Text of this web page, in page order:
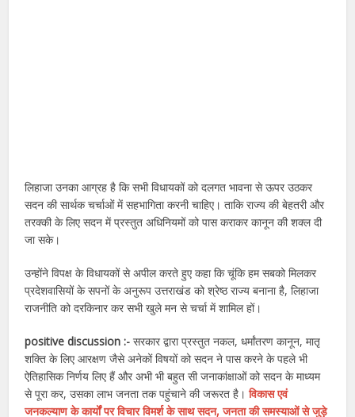
लिहाजा उनका आग्रह है कि सभी विधायकों को दलगत भावना से ऊपर उठकर
सदन की सार्थक चर्चाओं में सहभागिता करनी चाहिए। ताकि राज्य की बेहतरी और
तरक्की के लिए सदन में प्रस्तुत अधिनियमों को पास कराकर कानून की शक्ल दी
जा सके।
उन्होंने विपक्ष के विधायकों से अपील करते हुए कहा कि चूंकि हम सबको मिलकर
प्रदेशवासियों के सपनों के अनुरूप उत्तराखंड को श्रेष्ठ राज्य बनाना है, लिहाजा
राजनीति को दरकिनार कर सभी खुले मन से चर्चा में शामिल हों।
positive discussion :-सरकार द्वारा प्रस्तुत नकल, धर्मांतरण कानून, मातृ
शक्ति के लिए आरक्षण जैसे अनेकों विषयों को सदन ने पास करने के पहले भी
ऐतिहासिक निर्णय लिए हैं और अभी भी बहुत सी जनाकांक्षाओं को सदन के माध्यम
से पूरा कर, उसका लाभ जनता तक पहुंचाने की जरूरत है।विकास एवं
जनकल्याण के कार्यों पर विचार विमर्श के साथ सदन, जनता की समस्याओं से जुड़े